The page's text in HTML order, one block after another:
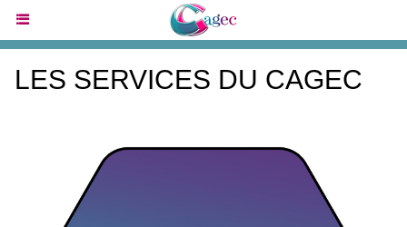
LES SERVICES DU CAGEC